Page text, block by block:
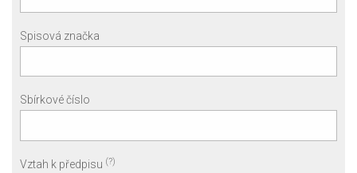
Spisová značka
Sbírkové číslo
Vztah k předpisu (?)